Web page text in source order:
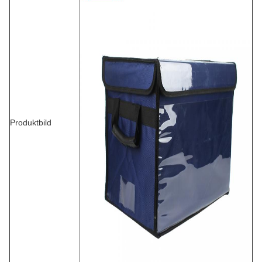
Produktbild